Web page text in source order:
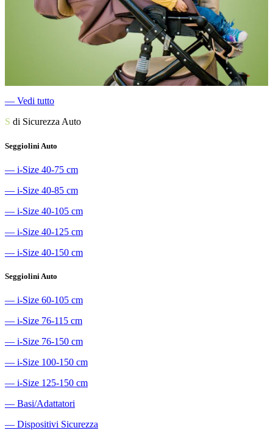
― Vedi tutto
S di Sicurezza Auto
Seggiolini Auto
― i-Size 40-75 cm
― i-Size 40-85 cm
― i-Size 40-105 cm
― i-Size 40-125 cm
― i-Size 40-150 cm
Seggiolini Auto
― i-Size 60-105 cm
― i-Size 76-115 cm
― i-Size 76-150 cm
― i-Size 100-150 cm
― i-Size 125-150 cm
― Basi/Adattatori
― Dispositivi Sicurezza